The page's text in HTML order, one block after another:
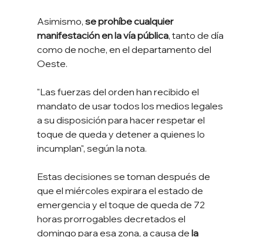
Asimismo, se prohíbe cualquier
manifestación en la vía pública, tanto de día
como de noche, en el departamento del
Oeste.
"Las fuerzas del orden han recibido el
mandato de usar todos los medios legales
a su disposición para hacer respetar el
toque de queda y detener a quienes lo
incumplan", según la nota.
Estas decisiones se toman después de
que el miércoles expirara el estado de
emergencia y el toque de queda de 72
horas prorrogables decretados el
domingo para esa zona, a causa de la